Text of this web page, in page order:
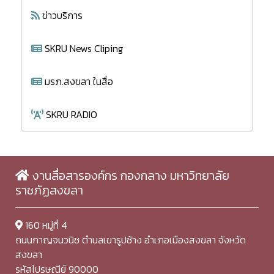
ข่าวบริการ
SKRU News Cliping
มรภ.สงขลา ในสื่อ
SKRU RADIO
งานสื่อสารองค์กร กองกลาง มหาวิทยาลัย
ราชภัฏสงขลา
160 หมู่ที่ 4
ถนนกาญจนวนิช ตำบลเขารูปช้าง อำเภอเมืองสงขลา จังหวัด
สงขลา
รหัสไปรษณีย์ 90000